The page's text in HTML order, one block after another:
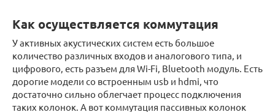
Как осуществляется коммутация
У активных акустических систем есть большое
количество различных входов и аналогового типа, и
цифрового, есть разъем для Wi-Fi, Bluetooth модуль. Есть
дорогие модели со встроенным usb и hdmi, что
достаточно сильно облегчает процесс подключения
таких колонок. А вот коммутация пассивных колонок